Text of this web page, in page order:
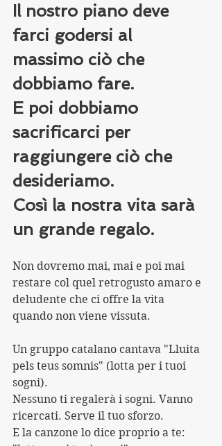
Il nostro piano deve
farci godersi al
massimo ciò che
dobbiamo fare.
E poi dobbiamo
sacrificarci per
raggiungere ciò che
desideriamo.
Così la nostra vita sarà
un grande regalo.
Non dovremo mai, mai e poi mai
restare col quel retrogusto amaro e
deludente che ci offre la vita
quando non viene vissuta.
Un gruppo catalano cantava "Lluita
pels teus somnis" (lotta per i tuoi
sogni).
Nessuno ti regalerà i sogni. Vanno
ricercati. Serve il tuo sforzo.
E la canzone lo dice proprio a te: